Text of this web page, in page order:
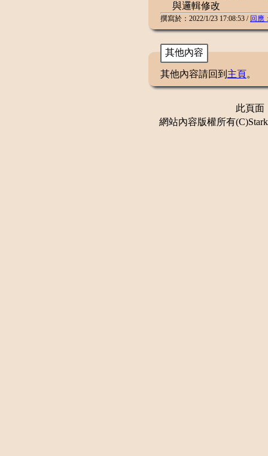
與邏輯修改
撰寫於：2022/1/23 17:08:53 / 回應
其他內容
其他內容請回到 主頁。
此頁面
網站內容版權所有